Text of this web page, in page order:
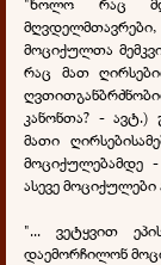
მოციქულთა
რაც მათ
კანონთა? - ავტ.)
მათი
მოციქულებამდე
ასევე მოციქულები
"... ვეტყვით
დაემორჩილონ